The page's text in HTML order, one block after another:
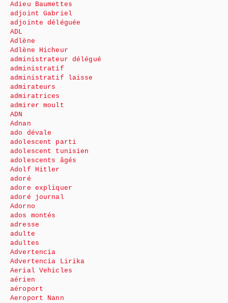
Adieu Baumettes
adjoint Gabriel
adjointe déléguée
ADL
Adlène
Adlène Hicheur
administrateur délégué
administratif
administratif laisse
admirateurs
admiratrices
admirer moult
ADN
Adnan
ado dévale
adolescent parti
adolescent tunisien
adolescents âgés
Adolf Hitler
adoré
adore expliquer
adoré journal
Adorno
ados montés
adresse
adulte
adultes
Advertencia
Advertencia Lirika
Aerial Vehicles
aérien
aéroport
Aeroport Nann